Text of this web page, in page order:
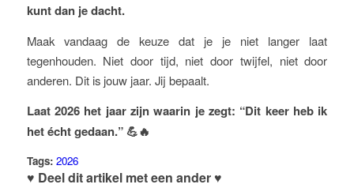
kunt dan je dacht.
Maak vandaag de keuze dat je je niet langer laat
tegenhouden. Niet door tijd, niet door twijfel, niet door
anderen. Dit is jouw jaar. Jij bepaalt.
Laat 2026 het jaar zijn waarin je zegt: “Dit keer heb ik
het écht gedaan.” 💪🔥
Tags: 2026
♥ Deel dit artikel met een ander ♥